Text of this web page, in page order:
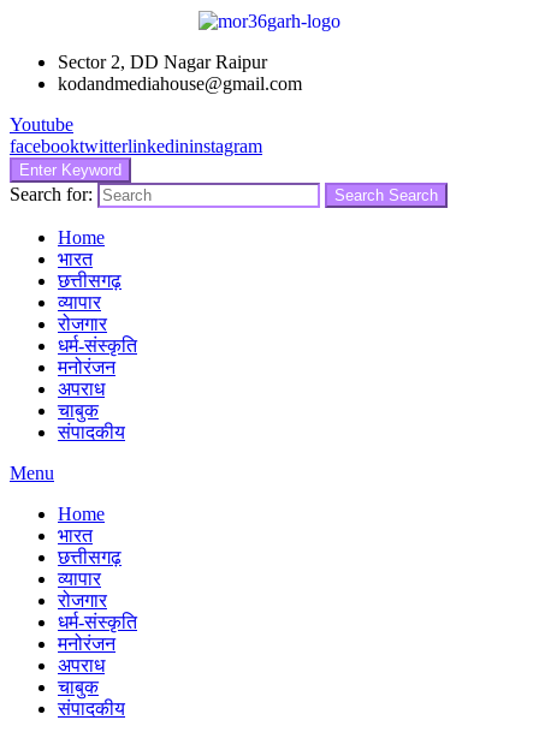
Sector 2, DD Nagar Raipur
kodandmediahouse@gmail.com
Youtube
facebooktwitterlinkedininstagram
Enter Keyword
Search for: Search Search
Home
भारत
छत्तीसगढ़
व्यापार
रोजगार
धर्म-संस्कृति
मनोरंजन
अपराध
चाबुक
संपादकीय
Menu
Home
भारत
छत्तीसगढ़
व्यापार
रोजगार
धर्म-संस्कृति
मनोरंजन
अपराध
चाबुक
संपादकीय